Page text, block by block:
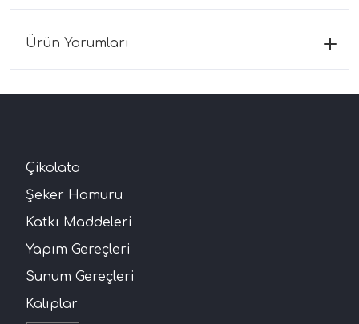
Ürün Yorumları
Çikolata
Şeker Hamuru
Katkı Maddeleri
Yapım Gereçleri
Sunum Gereçleri
Kalıplar